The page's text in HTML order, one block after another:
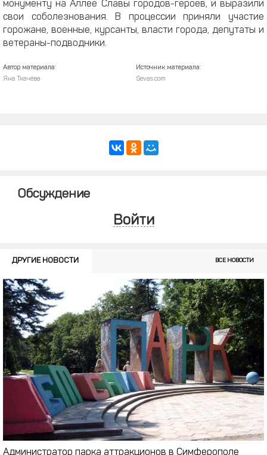
монументу на Аллее Славы городов-героев, и выразили
свои соболезнования. В процессии приняли участие
горожане, военные, курсанты, власти города, депутаты и
ветераны-подводники.
Автор материала:
Яна Ткачёва
Источник материала:
Sevas.com
Обсуждение
Войти
Администратор парка аттракционов в Симферополе
ДРУГИЕ НОВОСТИ ВСЕ НОВОСТИ